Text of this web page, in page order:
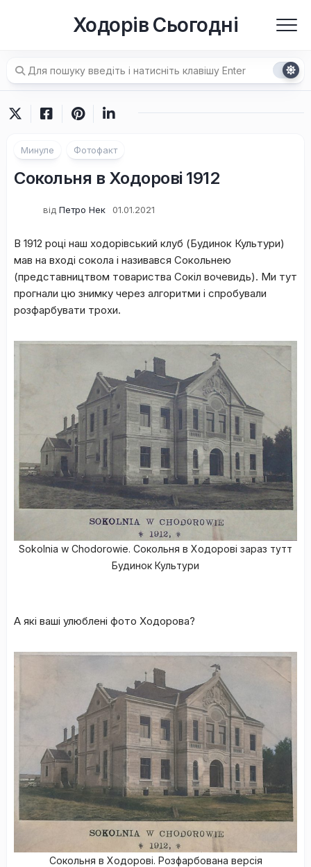
Ходорів Сьогодні
Минуле Фотофакт
Сокольня в Ходорові 1912
від Петро Нек 01.01.2021
В 1912 році наш ходорівський клуб (Будинок Культури)
мав на вході сокола і називався Сокольнею
(представництвом товариства Сокіл вочевидь). Ми тут
прогнали цю знимку через алгоритми і спробували
розфарбувати трохи.
Sokolnia w Chodorowie. Сокольня в Ходорові зараз тутт
Будинок Культури
А які ваші улюблені фото Ходорова?
Сокольня в Ходорові. Розфарбована версія